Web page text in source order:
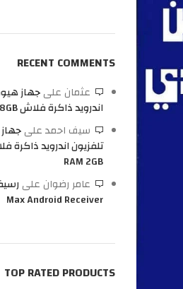
RECENT COMMENTS
عثمان علىجهاز
اندرويد ذاكرة فلاش 8GB وذاكرة RAM 2GB
سيف احمدعلى
RAM 2GB
عامر رضوان على
Max Android Receiver
TOP RATED PRODUCTS